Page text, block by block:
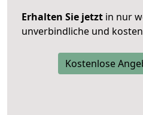
Erhalten Sie jetzt in nur
unverbindliche und
Kostenlose